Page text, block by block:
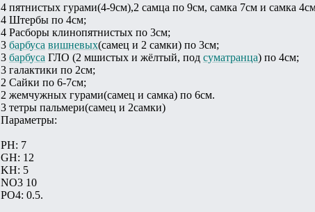
4 пятнистых гурами(4-9см),2 самца по 9см, самка 7см и самка
4 Штербы по 4см;
4 Расборы клинопятнистых по 3см;
3 барбуса вишневых(самец и 2 самки) по 3см;
3 барбуса ГЛО (2 мшистых и жёлтый, под суматранца) по 4см;
3 галактики по 2см;
2 Сайки по 6-7см;
2 жемчужных гурами(самец и самка) по 6см.
3 тетры пальмери(самец и 2самки)
Параметры:
РН: 7
GH: 12
KH: 5
NO3 10
PO4: 0.5.